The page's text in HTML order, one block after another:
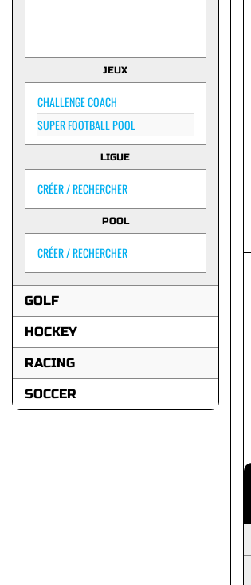
JEUX
CHALLENGE COACH
SUPER FOOTBALL POOL
LIGUE
CRÉER / RECHERCHER
POOL
CRÉER / RECHERCHER
GOLF
HOCKEY
RACING
SOCCER